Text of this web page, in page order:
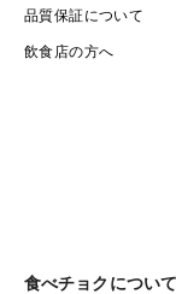
品質保証について
飲食店の方へ
食べチョクについて